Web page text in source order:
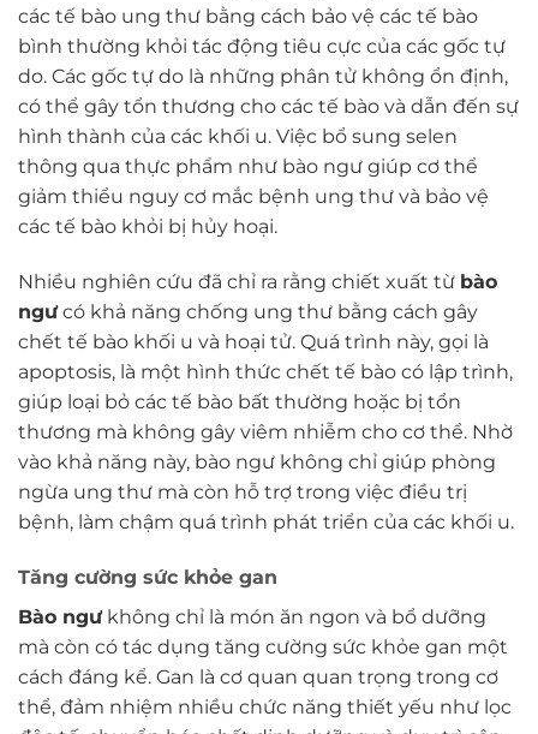
các tế bào ung thư bằng cách bảo vệ các tế bào
bình thường khỏi tác động tiêu cực của các gốc tự
do. Các gốc tự do là những phân tử không ổn định,
có thể gây tổn thương cho các tế bào và dẫn đến sự
hình thành của các khối u. Việc bổ sung selen
thông qua thực phẩm như bào ngư giúp cơ thể
giảm thiểu nguy cơ mắc bệnh ung thư và bảo vệ
các tế bào khỏi bị hủy hoại.
Nhiều nghiên cứu đã chỉ ra rằng chiết xuất từ bào
ngưcó khả năng chống ung thư bằng cách gây
chết tế bào khối u và hoại tử. Quá trình này, gọi là
apoptosis, là một hình thức chết tế bào có lập trình,
giúp loại bỏ các tế bào bất thường hoặc bị tổn
thương mà không gây viêm nhiễm cho cơ thể. Nhờ
vào khả năng này, bào ngư không chỉ giúp phòng
ngừa ung thư mà còn hỗ trợ trong việc điều trị
bệnh, làm chậm quá trình phát triển của các khối u.
Tăng cường sức khỏe gan
Bào ngưkhông chỉ là món ăn ngon và bổ dưỡng
mà còn có tác dụng tăng cường sức khỏe gan một
cách đáng kể. Gan là cơ quan quan trọng trong cơ
thể, đảm nhiệm nhiều chức năng thiết yếu như lọc